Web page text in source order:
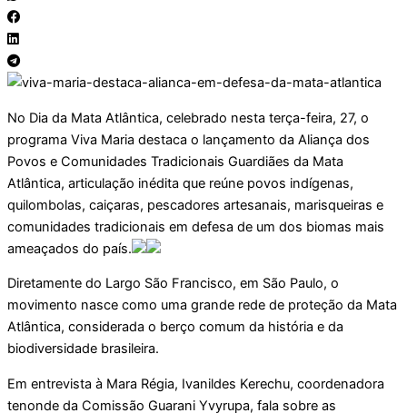
No Dia da Mata Atlântica, celebrado nesta terça-feira, 27, o
programa Viva Maria destaca o lançamento da Aliança dos
Povos e Comunidades Tradicionais Guardiães da Mata
Atlântica, articulação inédita que reúne povos indígenas,
quilombolas, caiçaras, pescadores artesanais, marisqueiras e
comunidades tradicionais em defesa de um dos biomas mais
ameaçados do país.
Diretamente do Largo São Francisco, em São Paulo, o
movimento nasce como uma grande rede de proteção da Mata
Atlântica, considerada o berço comum da história e da
biodiversidade brasileira.
Em entrevista à Mara Régia, Ivanildes Kerechu, coordenadora
tenonde da Comissão Guarani Yvyrupa, fala sobre as